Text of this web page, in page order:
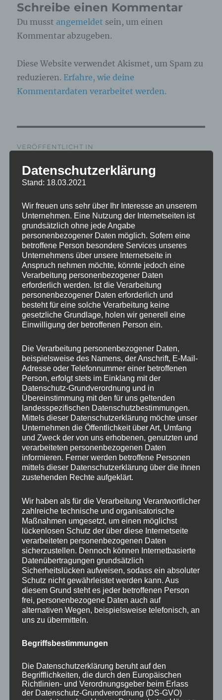
Schreibe einen Kommentar
Du musst angemeldet sein, um einen
Kommentar abzugeben.
Diese Website verwendet Akismet, um Spam zu
reduzieren. Erfahre, wie deine
Kommentardaten verarbeitet werden.
VERÖFFENTLICHT IN
IMG_7451_mL
MP Mario Porten
Beratung
Training
Coaching
Impulsvorträge
NEWS ABONNIEREN?
Your email:
KATEGORIEN
Aktuelles vom MP
Allgemein
Impulse zur persönlichen Reflexion
Naturfoto-Blog
Datenschutzerklärung
Stand: 18.03.2021
Wir freuen uns sehr über Ihr Interesse an unserem
Unternehmen. Eine Nutzung der Internetseiten ist
grundsätzlich ohne jede Angabe
personenbezogener Daten möglich. Sofern eine
betroffene Person besondere Services unseres
Unternehmens über unsere Internetseite in
Anspruch nehmen möchte, könnte jedoch eine
Verarbeitung personenbezogener Daten
erforderlich werden. Ist die Verarbeitung
personenbezogener Daten erforderlich und
besteht für eine solche Verarbeitung keine
gesetzliche Grundlage, holen wir generell eine
Einwilligung der betroffenen Person ein.
Die Verarbeitung personenbezogener Daten,
beispielsweise des Namens, der Anschrift, E-Mail-
Adresse oder Telefonnummer einer betroffenen
Person, erfolgt stets im Einklang mit der
Datenschutz-Grundverordnung und in
Übereinstimmung mit den für uns geltenden
landesspezifischen Datenschutzbestimmungen.
Mittels dieser Datenschutzerklärung möchte unser
Unternehmen die Öffentlichkeit über Art, Umfang
und Zweck der von uns erhobenen, genutzten und
verarbeiteten personenbezogenen Daten
informieren. Ferner werden betroffene Personen
mittels dieser Datenschutzerklärung über die ihnen
zustehenden Rechte aufgeklärt.
Wir haben als für die Verarbeitung Verantwortlicher
zahlreiche technische und organisatorische
Maßnahmen umgesetzt, um einen möglichst
lückenlosen Schutz der über diese Internetseite
verarbeiteten personenbezogenen Daten
sicherzustellen. Dennoch können Internetbasierte
Datenübertragungen grundsätzlich
Sicherheitslücken aufweisen, sodass ein absoluter
Schutz nicht gewährleistet werden kann. Aus
diesem Grund steht es jeder betroffenen Person
frei, personenbezogene Daten auch auf
alternativen Wegen, beispielsweise telefonisch, an
uns zu übermitteln.
Begriffsbestimmungen
Die Datenschutzerklärung beruht auf den
Begrifflichkeiten, die durch den Europäischen
Richtlinien- und Verordnungsgeber beim Erlass
der Datenschutz-Grundverordnung (DS-GVO)